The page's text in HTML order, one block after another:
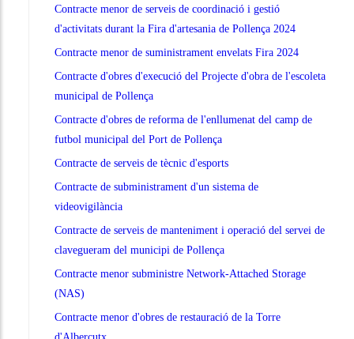
Contracte menor de serveis de coordinació i gestió
d'activitats durant la Fira d'artesania de Pollença 2024
Contracte menor de suministrament envelats Fira 2024
Contracte d'obres d'execució del Projecte d'obra de l'escoleta
municipal de Pollença
Contracte d'obres de reforma de l'enllumenat del camp de
futbol municipal del Port de Pollença
Contracte de serveis de tècnic d'esports
Contracte de subministrament d'un sistema de
videovigilància
Contracte de serveis de manteniment i operació del servei de
clavegueram del municipi de Pollença
Contracte menor subministre Network-Attached Storage
(NAS)
Contracte menor d'obres de restauració de la Torre